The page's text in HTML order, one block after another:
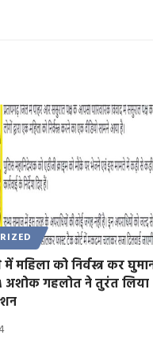
महिला को निर्वस्त्र कर
अशोक गहलोत ने तुरंत लिया